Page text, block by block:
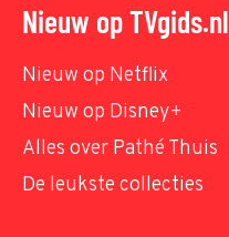
Nieuw op TVgids.nl
Nieuw op Netflix
Nieuw op Disney+
Alles over Pathé Thuis
De leukste collecties